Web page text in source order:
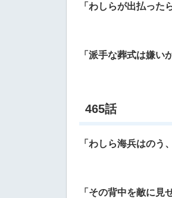
「わしらが出払った
「派手な葬式は嫌い
465話
「わしら海兵はのう
「その背中を敵に見